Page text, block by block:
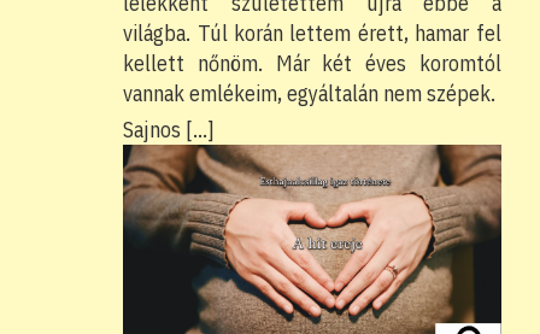
világba. Túl korán lettem érett, hamar fel
kellett nőnöm. Már két éves koromtól
vannak emlékeim, egyáltalán nem szépek.
Sajnos […]